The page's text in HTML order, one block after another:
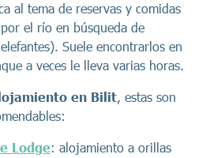
al tema de reservas y comidas
el río en búsqueda de
Suele encontrarlos en
a veces le lleva varias horas.
en Bilit, estas son
Lodge: alojamiento a orillas